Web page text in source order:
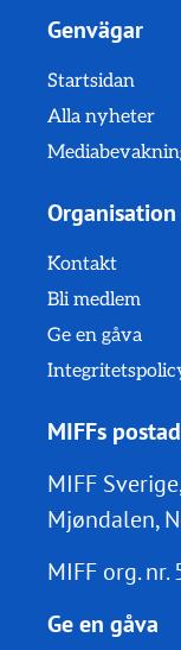
Genvägar
Startsidan
Alla nyheter
Organisation
Kontakt
Bli medlem
Ge en gåva
MIFFs
MIFF
Mjøndalen,
MIFF org. nr.
Ge en gåva